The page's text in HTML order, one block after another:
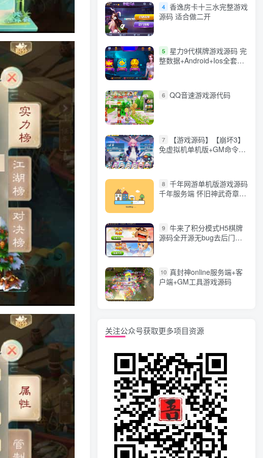
4 香逸房卡十三水完整游戏
源码 适合做二开
5
星力9代棋牌游戏源码 完
整数据+Android+Ios全套
6 QQ音速游戏源代码
7
【游戏源码】【崩坏3】
免虚拟机单机版+GM命令
8 千年网游单机版游戏源码
千年服务端 怀旧神武奇章一
9 牛来了积分模式H5棋牌
源码全开源无bug去后门无
10 真封神online服务端+客
户端+GM工具游戏源码
关注公众号获取更多项目资源